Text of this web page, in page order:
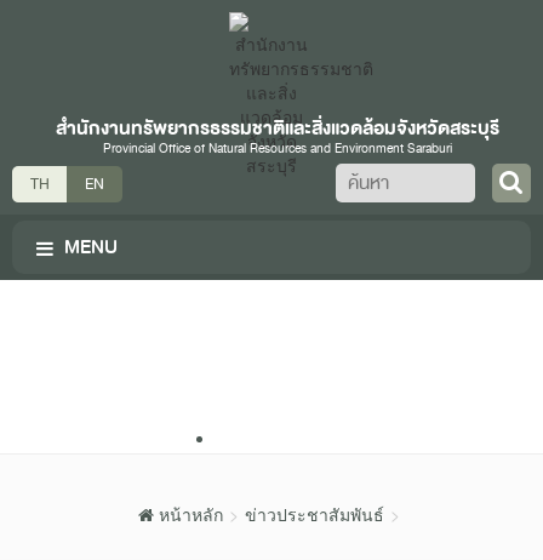
สำนักงานทรัพยากรธรรมชาติและสิ่งแวดล้อมจังหวัดสระบุรี
Provincial Office of Natural Resources and Environment Saraburi
TH EN ค้นหา
MENU
หน้าหลัก ข่าวประชาสัมพันธ์